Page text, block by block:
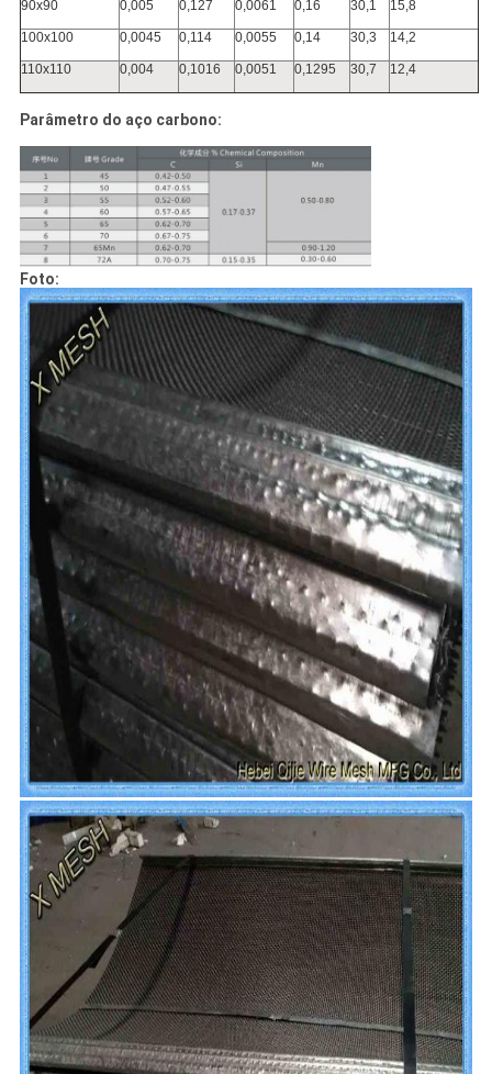
90x90 0,005 0,127 0,0061 0,16 30,1 15,8
100x100 0,0045 0,114 0,0055 0,14 30,3 14,2
110x110 0,004 0,1016 0,0051 0,1295 30,7 12,4
Parâmetro do aço carbono:
Foto: